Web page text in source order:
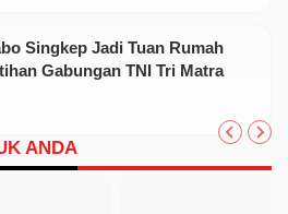
Singkep Jadi Tuan Rumah
Gabungan TNI Tri Matra
ANDA